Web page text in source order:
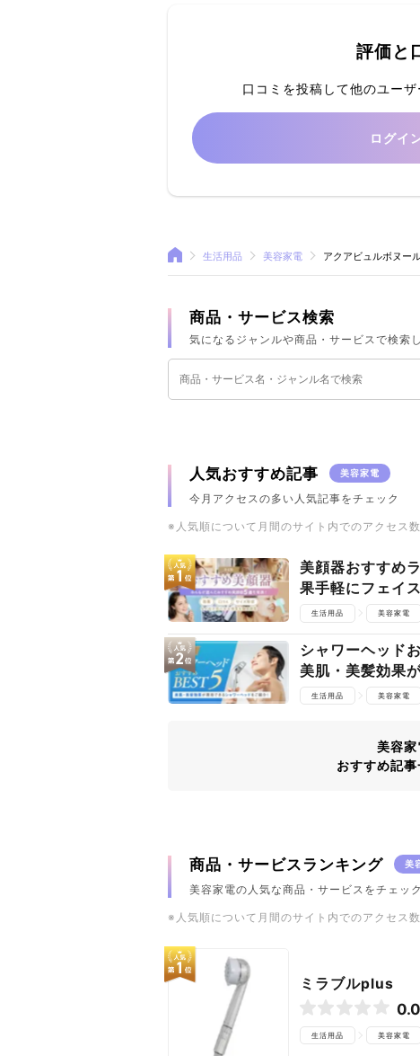
評価と
口コミを投稿して他のユー
ログイ
生活用品 美容家電 アクアビュルボヌー
商品・サービス検索
気になるジャンルや商品・サービスで検索
人気おすすめ記事 美容家電
今月アクセスの多い人気記事をチェック
※人気順について月間のサイト内でのアクセス
美顔器おすすめ
果手軽にフェイ
生活用品 美容家電
シャワーヘッド
美肌・美髪効果
生活用品 美容家電
美容家
おすすめ記
商品・サービスランキング 美
美容家電の人気な商品・サービスをチェック
※人気順について月間のサイト内でのアクセス
ミラブルplus
0.0
生活用品 美容家電